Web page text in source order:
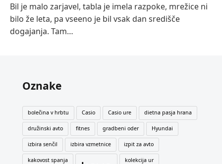
Bil je malo zarjavel, tabla je imela razpoke, mrežice ni
bilo že leta, pa vseeno je bil vsak dan središče
dogajanja. Tam…
Oznake
bolečina v hrbtu Casio Casio ure dietna pasja hrana
družinski avto fitnes gradbeni oder Hyundai
izbira senčil izbira vzmetnice izpit za avto
kakovost spanja kolekcija ur